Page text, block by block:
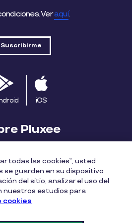
Veraquí.
iOS
Pluxee
Trabaja con nosotros
Pluxee
×
fácil, hazlo a
tiempo!
con la segunda
del año.
todas las cookies”, usted
se guarden en su dispositivo
del sitio, analizar el uso del
nuestros estudios para
cookies